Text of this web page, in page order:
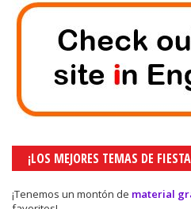
¡LOS MEJORES TEMAS DE
¡Tenemos un montón de material